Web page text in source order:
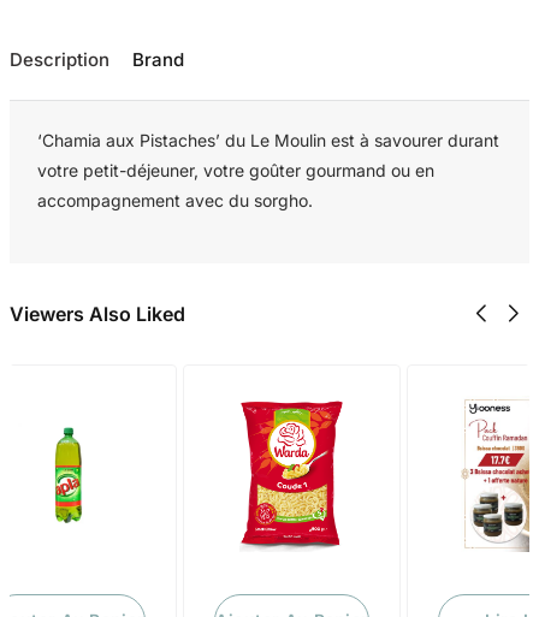
Description Brand
‘Chamia aux Pistaches’ du Le Moulin est à savourer durant
votre petit-déjeuner, votre goûter gourmand ou en
accompagnement avec du sorgho.
Viewers Also Liked